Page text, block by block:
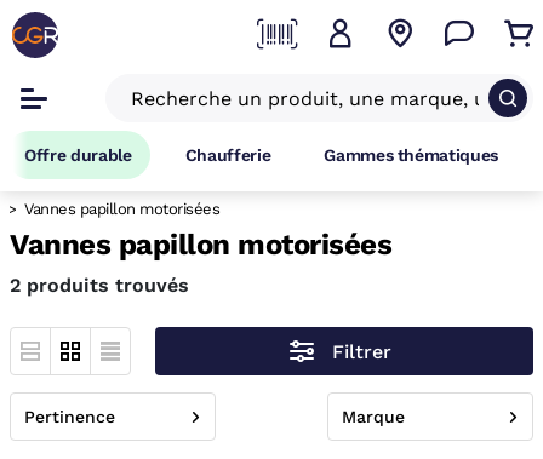
Offre durable Chaufferie Gammes thématiques
Vannes papillon motorisées
Vannes papillon motorisées
2 produits trouvés
Filtrer
Pertinence Marque